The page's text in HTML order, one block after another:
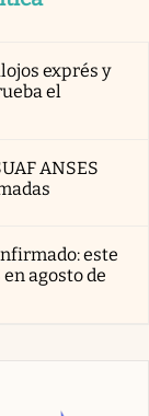
exprés y
el
ANSES
este
agosto de